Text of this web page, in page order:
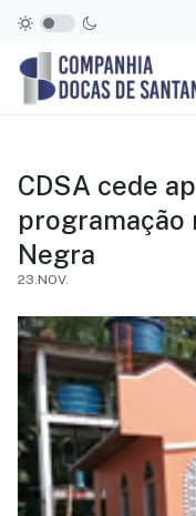
CDSA cede
programação
Negra
23.NOV.